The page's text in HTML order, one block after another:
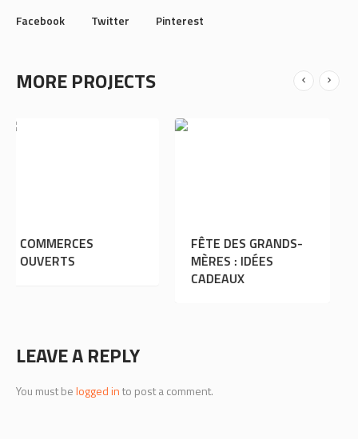
Facebook Twitter Pinterest
MORE PROJECTS
FÊTE DES GRANDS-
MÈRES : IDÉES
SAINT-
LEAVE A REPLY
You must belogged into post a comment.